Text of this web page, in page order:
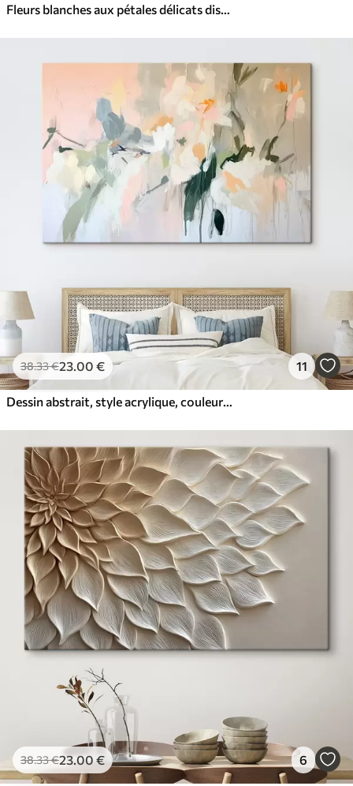
Fleurs blanches aux pétales délicats disposées dans un joli motif floral sur un fond clair
38.33€23 .00 € 11
38.33€23.00 € 6